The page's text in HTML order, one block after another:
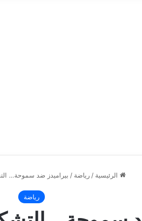
الرئيسية / رياضة / بيراميدز ضد سموحة…
رياضة